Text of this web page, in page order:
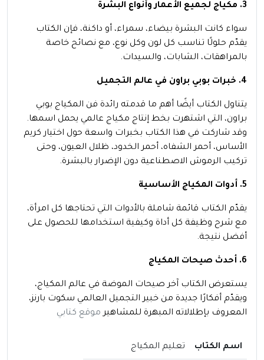
3. مكياج لجميع الأعمار وأنواع البشرة
سواء كانت البشرة بيضاء، سمراء، أو داكنة، فإن الكتاب
يقدّم حلولًا تناسب كل لون وكل نوع، مع نصائح خاصة
بالمراهقات، الشابات، والسيدات.
4. خبرات بوبي براون في عالم التجميل
يتناول الكتاب أيضًا أهم ما قدمته رائدة فن المكياج بوبي
براون، التي اشتهرت بخط إنتاج مكياج عالمي يحمل اسمها.
وقد شاركت في هذا الكتاب بخبرات واسعة حول اختيار كريم
الأساس، أحمر الشفاه، أحمر الخدود، ظلال العيون، وحتى
تركيب الرموش الاصطناعية دون الإضرار بالبشرة.
5. أدوات المكياج الأساسية
يقدّم الكتاب قائمة شاملة بالأدوات التي تحتاجها كل امرأة،
مع شرح وظيفة كل أداة وكيفية استخدامها للحصول على
أفضل نتيجة.
6. أحدث صيحات المكياج
يستعرض الكتاب آخر صيحات الموضة في عالم المكياج،
ويقدّم أفكارًا جديدة من خبير التجميل العالمي سكوت بارنز،
المعروف بإطلالاته المبهرة للمشاهير موقع كتابي
اسم الكتاب تعليم المكياج